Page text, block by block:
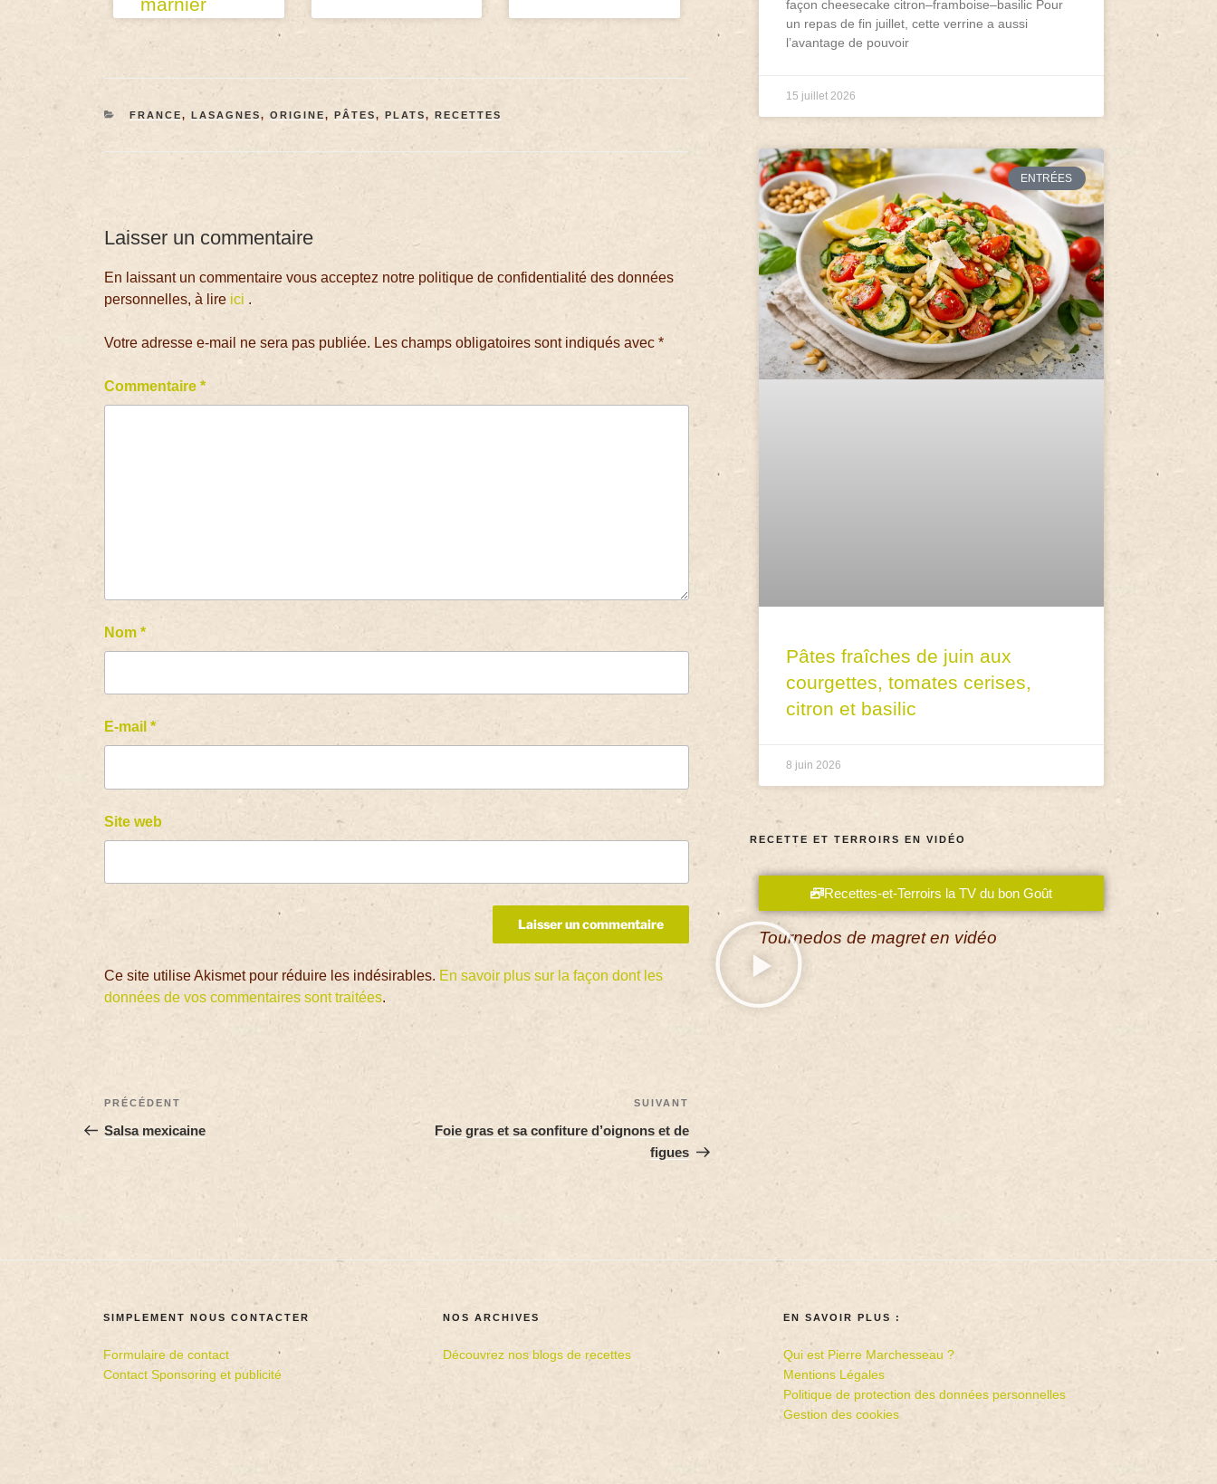
FRANCE, LASAGNES, ORIGINE, PÂTES, PLATS, RECETTES
Laisser un commentaire
En laissant un commentaire vous acceptez notre politique de confidentialité des données
personnelles, à lire ici .
Votre adresse e-mail ne sera pas publiée. Les champs obligatoires sont indiqués avec*
Commentaire*
Nom*
E-mail*
Site web
Ce site utilise Akismet pour réduire les indésirables. En savoir plus sur la façon dont les
données de vos commentaires sont traitées.
PRÉCÉDENT
Salsa mexicaine
SUIVANT
Foie gras et sa confiture d’oignons et de
figues
façon cheesecake citron–framboise–basilic Pour
un repas de fin juillet, cette verrine a aussi
l’avantage de pouvoir
15 juillet 2026
ENTRÉES
Pâtes fraîches de juin aux
courgettes, tomates cerises,
citron et basilic
8 juin 2026
RECETTE ET TERROIRS EN VIDÉO
Recettes-et-Terroirs la TV du bon Goût
Tournedos de magret en vidéo
SIMPLEMENT NOUS CONTACTER
Formulaire de contact
Contact Sponsoring et publicité
NOS ARCHIVES
Découvrez nos blogs de recettes
EN SAVOIR PLUS :
Qui est Pierre Marchesseau ?
Mentions Légales
Politique de protection des données personnelles
Gestion des cookies